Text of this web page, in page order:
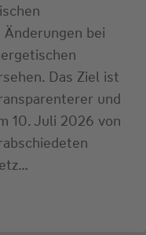
bei
Das Ziel ist
und
10. Juli 2026 von